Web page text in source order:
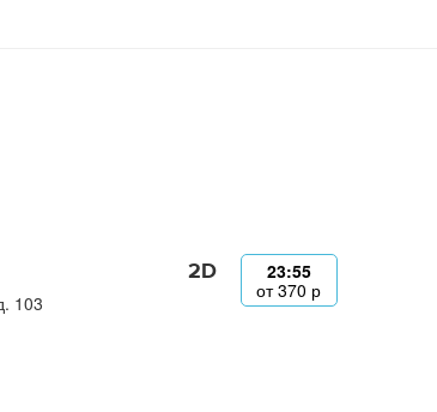
103
2D
23:55
от370 р